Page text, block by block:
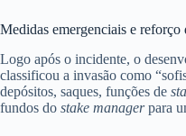
Medidas emergenciais e reforço
Logo após o incidente, o
classificou a invasão como
depósitos, saques, funções de
fundos do stake managerpara